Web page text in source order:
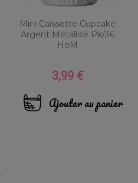
Mini Caissette Cupcake
Argent Métallisé Pk/36
HoM
Prix
3,99 €
Ajouter au panier